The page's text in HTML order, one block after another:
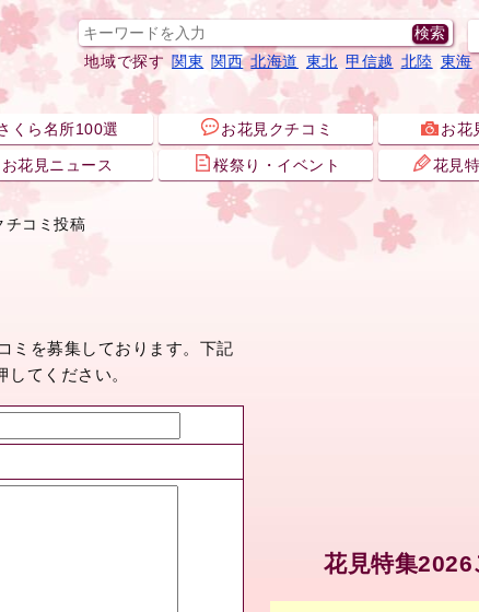
地域で探す 関東 関西 北海道 東北 甲信越 北陸 東海
くら名所100選 お花見クチコミ お花
お花見ニュース 桜祭り・イベント 花見
コミ投稿
ミを募集しております。下記
てください。
花見特集2026